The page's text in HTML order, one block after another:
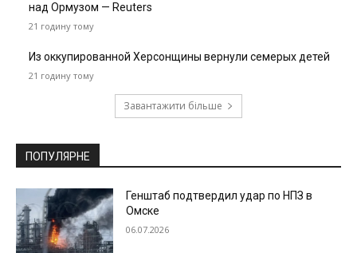
над Ормузом — Reuters
21 годину тому
Из оккупированной Херсонщины вернули семерых детей
21 годину тому
Завантажити більше
ПОПУЛЯРНЕ
Генштаб подтвердил удар по НПЗ в
Омске
06.07.2026